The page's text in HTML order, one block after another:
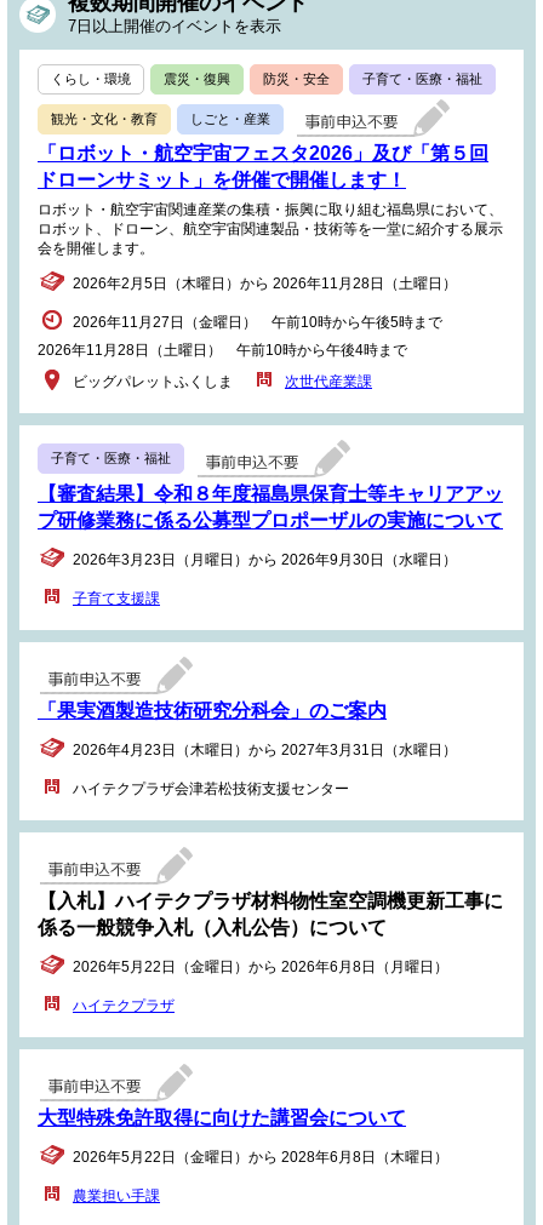
7日以上開催のイベントを表示
くらし・環境 震災・復興 防災・安全 子育て・医療・福祉
観光・文化・教育 しごと・産業
「ロボット・航空宇宙フェスタ2026」及び「第５回
ドローンサミット」を併催で開催します！
ロボット・航空宇宙関連産業の集積・振興に取り組む福島県において、
ロボット、ドローン、航空宇宙関連製品・技術等を一堂に紹介する展示
会を開催します。
2026年2月5日（木曜日）から 2026年11月28日（土曜日）
2026年11月27日（金曜日） 午前10時から午後5時まで
2026年11月28日（土曜日） 午前10時から午後4時まで
ビッグパレットふくしま
次世代産業課
子育て・医療・福祉
【審査結果】令和８年度福島県保育士等キャリアアッ
プ研修業務に係る公募型プロポーザルの実施について
2026年3月23日（月曜日）から 2026年9月30日（水曜日）
子育て支援課
「果実酒製造技術研究分科会」のご案内
2026年4月23日（木曜日）から 2027年3月31日（水曜日）
ハイテクプラザ会津若松技術支援センター
【入札】ハイテクプラザ材料物性室空調機更新工事に
係る一般競争入札（入札公告）について
2026年5月22日（金曜日）から 2026年6月8日（月曜日）
ハイテクプラザ
大型特殊免許取得に向けた講習会について
2026年5月22日（金曜日）から 2028年6月8日（木曜日）
農業担い手課